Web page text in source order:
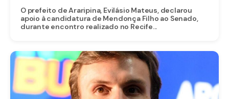
O prefeito de Araripina, Evilásio Mateus, declarou
apoio à candidatura de Mendonça Filho ao Senado,
durante encontro realizado no Recife...